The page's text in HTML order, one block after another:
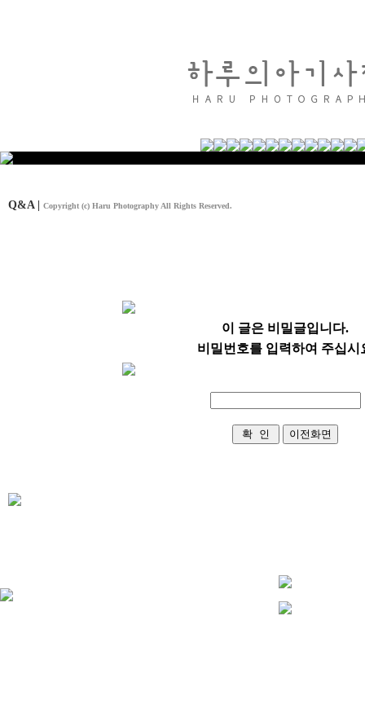
Q&A | Copyright (c) Haru Photography All Rights Reserved.
이 글은 비밀글입니다.
비밀번호를 입력하여 주십시